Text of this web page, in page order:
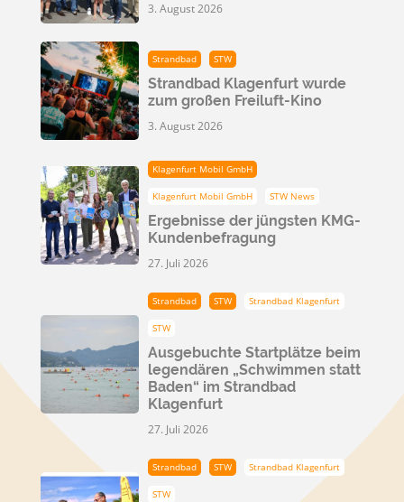
3. August 2026
Strandbad STW
Strandbad Klagenfurt wurde
zum großen Freiluft-Kino
3. August 2026
Klagenfurt Mobil GmbH
Klagenfurt Mobil GmbH STW News
Ergebnisse der jüngsten KMG-
Kundenbefragung
27. Juli 2026
Strandbad STW Strandbad Klagenfurt
STW
Ausgebuchte Startplätze beim
legendären „Schwimmen statt
Baden“ im Strandbad
Klagenfurt
27. Juli 2026
Strandbad STW Strandbad Klagenfurt
STW